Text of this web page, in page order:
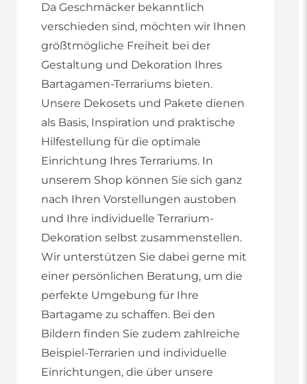
Da Geschmäcker bekanntlich
verschieden sind, möchten wir Ihnen
größtmögliche Freiheit bei der
Gestaltung und Dekoration Ihres
Bartagamen-Terrariums bieten.
Unsere Dekosets und Pakete dienen
als Basis, Inspiration und praktische
Hilfestellung für die optimale
Einrichtung Ihres Terrariums. In
unserem Shop können Sie sich ganz
nach Ihren Vorstellungen austoben
und Ihre individuelle Terrarium-
Dekoration selbst zusammenstellen.
Wir unterstützen Sie dabei gerne mit
einer persönlichen Beratung, um die
perfekte Umgebung für Ihre
Bartagame zu schaffen. Bei den
Bildern finden Sie zudem zahlreiche
Beispiel-Terrarien und individuelle
Einrichtungen, die über unsere